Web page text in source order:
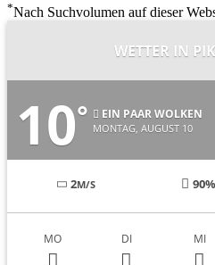
*Nach Suchvolumen auf dieser
WETTER IN
10° EIN PAAR WOLKEN
MONTAG, AUGUST 10
2M/S 90%
MO DI MI